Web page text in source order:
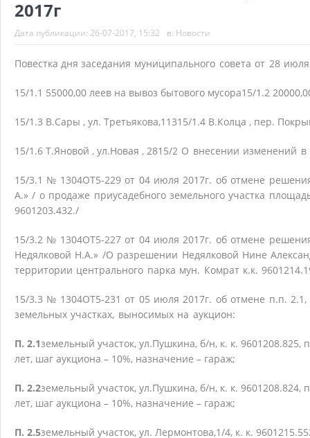
2017г
Дата публикации: 26-07-2017, 15:32 в: Новости
Повестка дня заседания муниципального совета от 28
15/1.1 55000,00 леев на вывоз бытового мусора15/1.2
15/1.3 В.Сары , ул. Третьякова,11315/1.4 В.Колца , пер.
15/1.6 Т.Яновой , ул.Новая , 2815/2 О внесении изменений
15/3.1 № 1304ОТ5-229 от 04 июля 2017г. об отмене
А.» / о продаже приусадебного земельного участка
9601203.432./
15/3.2 № 1304ОТ5-227 от 04 июля 2017г. об отмене
Недялковой Н.А.» /О разрешении Недялковой Нине
территории центрального парка мун. Комрат к.к.
15/3.3 № 1304ОТ5-231 от 05 июля 2017г. об отмене п.п.
земельных участках, выносимых на аукцион:
П. 2.1земельный участок, ул.Пушкина, б/н, к. к. 9601208.825,
лет, шаг аукциона – 10%, назначение – гараж;
П. 2.2земельный участок, ул.Пушкина, б/н, к. к. 9601208.824,
лет, шаг аукциона – 10%, назначение – гараж;
П. 2.5земельный участок, ул. Лермонтова,1/4, к. к.